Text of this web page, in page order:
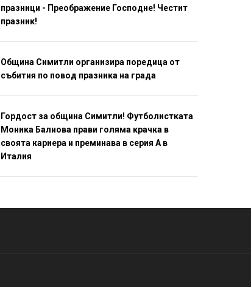
празници - Преображение Господне! Честит
празник!
Община Симитли организира поредица от
събития по повод празника на града
Гордост за община Симитли! Футболистката
Моника Балиова прави голяма крачка в
своята кариера и преминава в серия А в
Италия